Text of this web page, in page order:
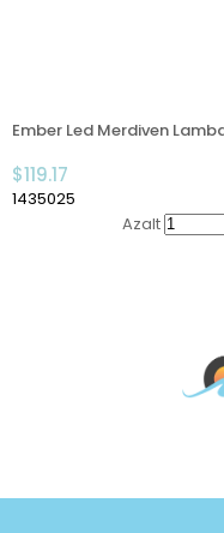
$119.17
1435025
Azalt